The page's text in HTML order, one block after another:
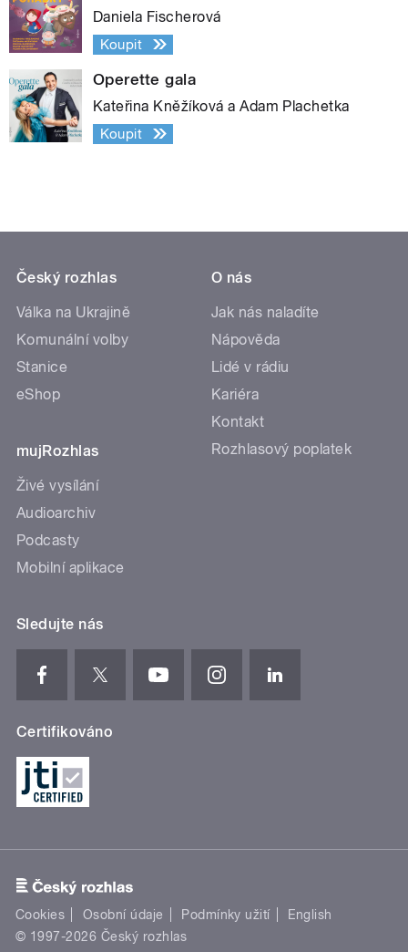
Daniela Fischerová
Koupit
Operette gala
Kateřina Kněžíková a Adam Plachetka
Koupit
Český rozhlas
Válka na Ukrajině
Komunální volby
Stanice
eShop
mujRozhlas
Živé vysílání
Audioarchiv
Podcasty
Mobilní aplikace
O nás
Jak nás naladíte
Nápověda
Lidé v rádiu
Kariéra
Kontakt
Rozhlasový poplatek
Sledujte nás
Certifikováno
Cookies Osobní údaje Podmínky užití
English
© 1997-2026 Český rozhlas